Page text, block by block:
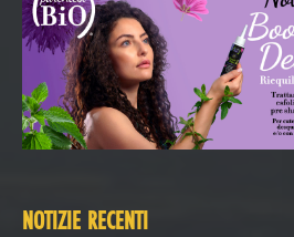
NOTIZIE RECENTI